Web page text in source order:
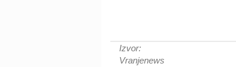
Izvor:
Vranjenews